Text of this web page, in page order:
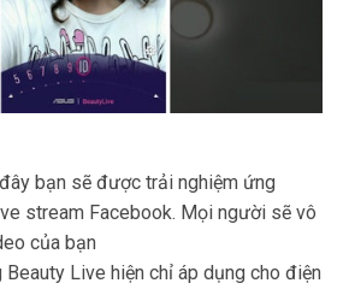
bạn sẽ được trải nghiệm ứng
stream Facebook. Mọi người sẽ vô
của bạn
Beauty Live hiện chỉ áp dụng cho điện